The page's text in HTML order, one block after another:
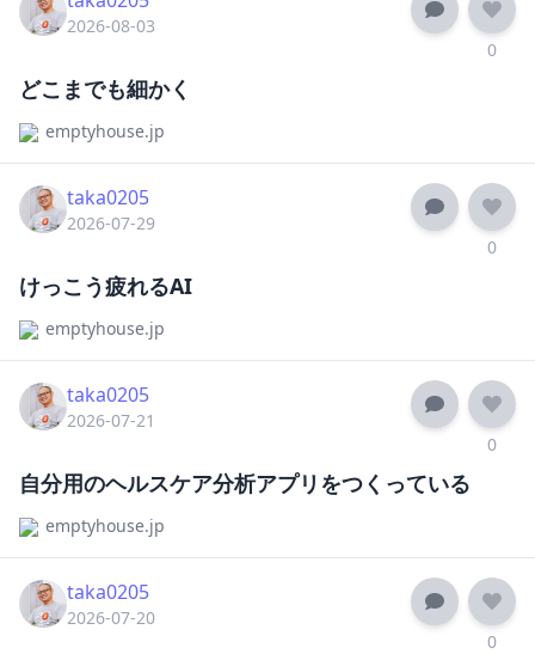
2026-08-03
0
どこまでも細かく
emptyhouse.jp
taka0205
2026-07-29
0
けっこう疲れるAI
emptyhouse.jp
taka0205
2026-07-21
0
自分用のヘルスケア分析アプリをつくっている
emptyhouse.jp
taka0205
2026-07-20
0